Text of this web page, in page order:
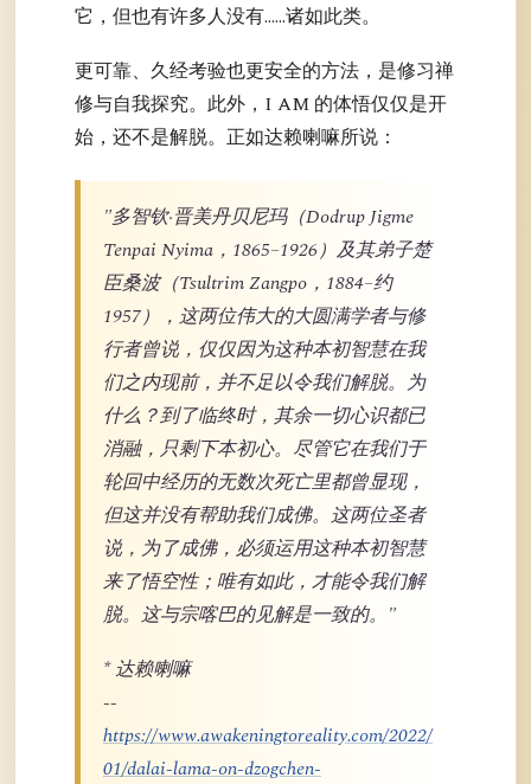
它，但也有许多人没有……诸如此类。
更可靠、久经考验也更安全的方法，是修习禅
修与自我探究。此外，I AM 的体悟仅仅是开
始，还不是解脱。正如达赖喇嘛所说：
"多智钦·晋美丹贝尼玛（Dodrup Jigme
Tenpai Nyima，1865–1926）及其弟子楚
臣桑波（Tsultrim Zangpo，1884–约
1957），这两位伟大的大圆满学者与修
行者曾说，仅仅因为这种本初智慧在我
们之内现前，并不足以令我们解脱。为
什么？到了临终时，其余一切心识都已
消融，只剩下本初心。尽管它在我们于
轮回中经历的无数次死亡里都曾显现，
但这并没有帮助我们成佛。这两位圣者
说，为了成佛，必须运用这种本初智慧
来了悟空性；唯有如此，才能令我们解
脱。这与宗喀巴的见解是一致的。"
* 达赖喇嘛
--
https://www.awakeningtoreality.com/2022/
01/dalai-lama-on-dzogchen-